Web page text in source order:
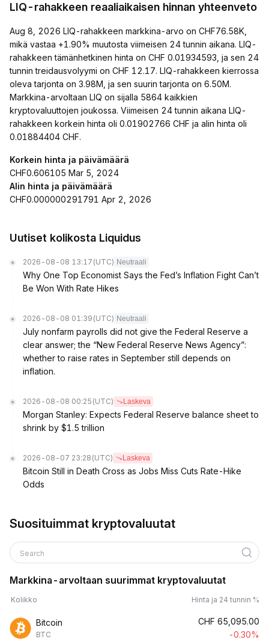
LIQ-rahakkeen reaaliaikaisen hinnan yhteenveto
Aug 8, 2026 LIQ-rahakkeen markkina-arvo on CHF76.58K,
mikä vastaa +1.90% muutosta viimeisen 24 tunnin aikana. LIQ-
rahakkeen tämänhetkinen hinta on CHF 0.01934593, ja sen 24
tunnin treidausvolyymi on CHF 12.17. LIQ-rahakkeen kierrossa
oleva tarjonta on 3.98M, ja sen suurin tarjonta on 6.50M.
Markkina-arvoltaan LIQ on sijalla 5864 kaikkien
kryptovaluuttojen joukossa. Viimeisen 24 tunnin aikana LIQ-
rahakkeen korkein hinta oli 0.01902766 CHF ja alin hinta oli
0.01884404 CHF.
Korkein hinta ja päivämäärä
CHF0.606105 Mar 5, 2024
Alin hinta ja päivämäärä
CHF0.000000291791 Apr 2, 2026
Uutiset kolikosta Liquidus
2026-08-08 13:17 (UTC) Neutraali
Why One Top Economist Says the Fed’s Inflation Fight Can’t
Be Won With Rate Hikes
2026-08-08 01:39 (UTC) Neutraali
July nonfarm payrolls did not give the Federal Reserve a
clear answer; the “New Federal Reserve News Agency”:
whether to raise rates in September still depends on
inflation.
2026-08-08 00:25 (UTC) Laskeva
Morgan Stanley: Expects Federal Reserve balance sheet to
shrink by $1.5 trillion
2026-08-07 23:28 (UTC) Laskeva
Bitcoin Still in Death Cross as Jobs Miss Cuts Rate-Hike
Odds
Suosituimmat kryptovaluutat
Search
Markkina-arvoltaan suurimmat kryptovaluutat
Kolikko Hinta ja 24 tunnin %
Bitcoin
BTC
CHF 65,095.00
-0.30%